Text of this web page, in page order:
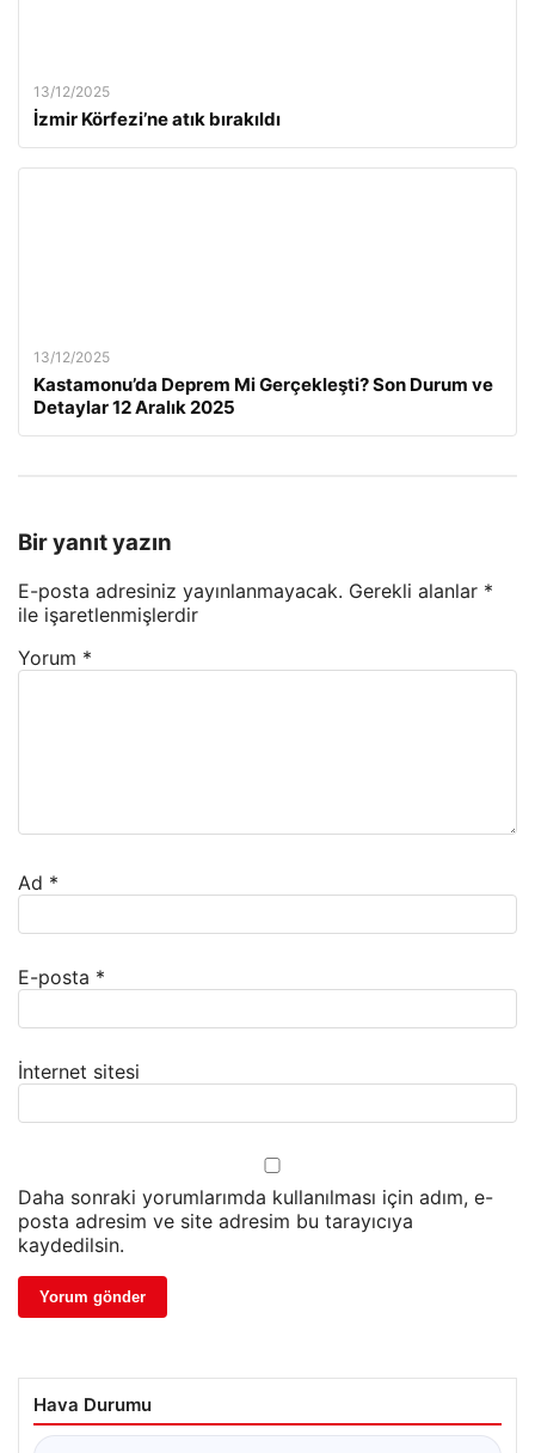
13/12/2025
İzmir Körfezi’ne atık bırakıldı
13/12/2025
Kastamonu’da Deprem Mi Gerçekleşti? Son Durum ve
Detaylar 12 Aralık 2025
Bir yanıt yazın
E-posta adresiniz yayınlanmayacak. Gerekli alanlar *
ile işaretlenmişlerdir
Yorum *
Ad *
E-posta *
İnternet sitesi
Daha sonraki yorumlarımda kullanılması için adım, e-
posta adresim ve site adresim bu tarayıcıya
kaydedilsin.
Hava Durumu